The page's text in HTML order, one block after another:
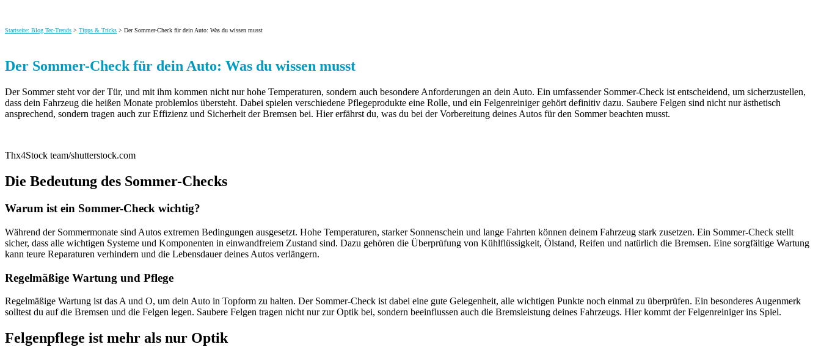
Startseite: Blog Tec-Trends > Tipps & Tricks > Der Sommer-Check für dein Auto: Was du wissen musst
Der Sommer-Check für dein Auto: Was du wissen musst
Der Sommer steht vor der Tür, und mit ihm kommen nicht nur hohe Temperaturen, sondern auch besondere Anforderungen an dein Auto. Ein umfassender Sommer-Check ist entscheidend, um sicherzustellen,
dass dein Fahrzeug die heißen Monate problemlos übersteht. Dabei spielen verschiedene Pflegeprodukte eine Rolle, und ein Felgenreiniger gehört definitiv dazu. Saubere Felgen sind nicht nur ästhetisch
ansprechend, sondern tragen auch zur Effizienz und Sicherheit der Bremsen bei. Hier erfährst du, was du bei der Vorbereitung deines Autos für den Sommer beachten musst.
Thx4Stock team/shutterstock.com
Die Bedeutung des Sommer-Checks
Warum ist ein Sommer-Check wichtig?
Während der Sommermonate sind Autos extremen Bedingungen ausgesetzt. Hohe Temperaturen, starker Sonnenschein und lange Fahrten können deinem Fahrzeug stark zusetzen. Ein Sommer-Check stellt
sicher, dass alle wichtigen Systeme und Komponenten in einwandfreiem Zustand sind. Dazu gehören die Überprüfung von Kühlflüssigkeit, Ölstand, Reifen und natürlich die Bremsen. Eine sorgfältige Wartung
kann teure Reparaturen verhindern und die Lebensdauer deines Autos verlängern.
Regelmäßige Wartung und Pflege
Regelmäßige Wartung ist das A und O, um dein Auto in Topform zu halten. Der Sommer-Check ist dabei eine gute Gelegenheit, alle wichtigen Punkte noch einmal zu überprüfen. Ein besonderes Augenmerk
solltest du auf die Bremsen und die Felgen legen. Saubere Felgen tragen nicht nur zur Optik bei, sondern beeinflussen auch die Bremsleistung deines Fahrzeugs. Hier kommt der Felgenreiniger ins Spiel.
Felgenpflege ist mehr als nur Optik